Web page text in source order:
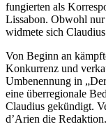
fungierten als
Lissabon. Obwohl
widmete sich
Von Beginn an
Konkurrenz und
Umbenennung in
eine überregionale
Claudius gekündigt.
d’Arien die